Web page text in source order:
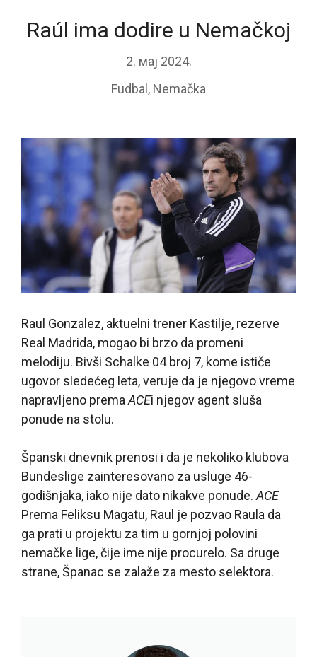
Raúl ima dodire u Nemačkoj
2. мај 2024.
Fudbal , Nemačka
Raul Gonzalez, aktuelni trener Kastilje, rezerve
Real Madrida, mogao bi brzo da promeni
melodiju. Bivši Schalke 04 broj 7, kome ističe
ugovor sledećeg leta, veruje da je njegovo vreme
napravljeno prema ACEi njegov agent sluša
ponude na stolu.
Španski dnevnik prenosi i da je nekoliko klubova
Bundeslige zainteresovano za usluge 46-
godišnjaka, iako nije dato nikakve ponude. ACE
Prema Feliksu Magatu, Raul je pozvao Raula da
ga prati u projektu za tim u gornjoj polovini
nemačke lige, čije ime nije procurelo. Sa druge
strane, Španac se zalaže za mesto selektora.